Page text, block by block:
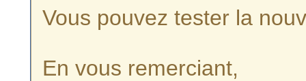
Vous pouvez tester la
En vous remerciant,